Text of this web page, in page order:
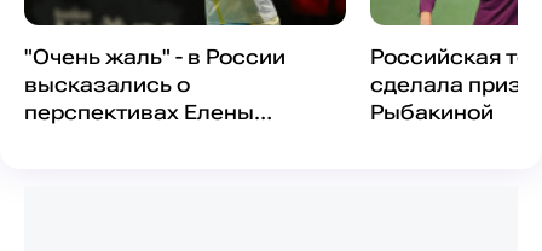
"Очень жаль" - в России
высказались о
перспективах Елены
Российская
сделала
Рыбакиной